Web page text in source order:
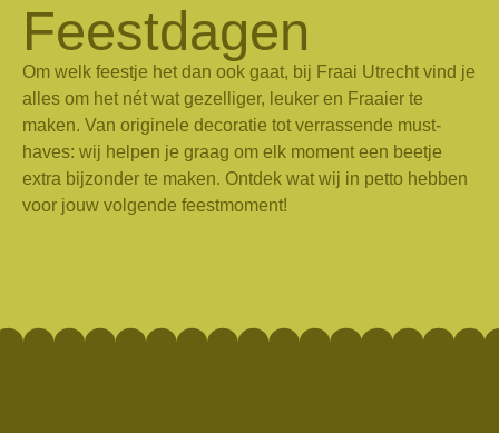
Feestdagen
Om welk feestje het dan ook gaat, bij Fraai Utrecht vind je
alles om het nét wat gezelliger, leuker en Fraaier te
maken. Van originele decoratie tot verrassende must-
haves: wij helpen je graag om elk moment een beetje
extra bijzonder te maken. Ontdek wat wij in petto hebben
voor jouw volgende feestmoment!